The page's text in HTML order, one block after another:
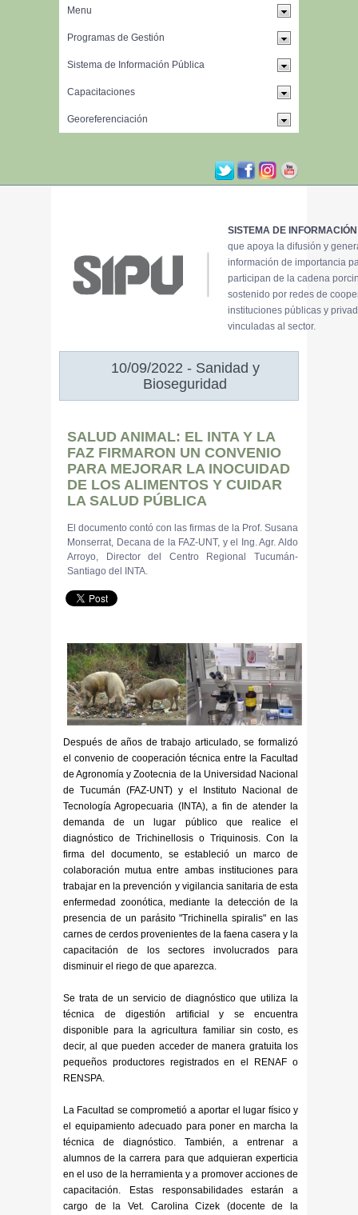
SISTEMA DE
que apoya la difusión y
información de importancia
participan de la cadena
sostenido por redes de
instituciones públicas y
vinculadas al sector.
10/09/2022 - Sanidad y
Bioseguridad
SALUD ANIMAL: EL INTA Y LA
FAZ FIRMARON UN CONVENIO
PARA MEJORAR LA INOCUIDAD
DE LOS ALIMENTOS Y CUIDAR
LA SALUD PÚBLICA
El documento contó con las firmas de la Prof. Susana
Monserrat, Decana de la FAZ-UNT, y el Ing. Agr. Aldo
Arroyo, Director del Centro Regional Tucumán-
Santiago del INTA.
Después de años de trabajo articulado, se formalizó
el convenio de cooperación técnica entre la Facultad
de Agronomía y Zootecnia de la Universidad Nacional
de Tucumán (FAZ-UNT) y el Instituto Nacional de
Tecnología Agropecuaria (INTA), a fin de atender la
demanda de un lugar público que realice el
diagnóstico de Trichinellosis o Triquinosis. Con la
firma del documento, se estableció un marco de
colaboración mutua entre ambas instituciones para
trabajar en la prevención y vigilancia sanitaria de esta
enfermedad zoonótica, mediante la detección de la
presencia de un parásito "Trichinella spiralis" en las
carnes de cerdos provenientes de la faena casera y la
capacitación de los sectores involucrados para
disminuir el riego de que aparezca.
Se trata de un servicio de diagnóstico que utiliza la
técnica de digestión artificial y se encuentra
disponible para la agricultura familiar sin costo, es
decir, al que pueden acceder de manera gratuita los
pequeños productores registrados en el RENAF o
RENSPA.
La Facultad se comprometió a aportar el lugar físico y
el equipamiento adecuado para poner en marcha la
técnica de diagnóstico. También, a entrenar a
alumnos de la carrera para que adquieran experticia
en el uso de la herramienta y a promover acciones de
capacitación. Estas responsabilidades estarán a
cargo de la Vet. Carolina Cizek (docente de la